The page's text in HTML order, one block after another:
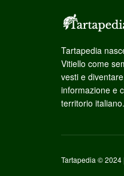
Tartapedia
Vitiello come
vesti e
informazione e
territorio italiano.
Tartapedia © 2024 |